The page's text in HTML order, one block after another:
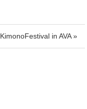
KimonoFestival in AVA »